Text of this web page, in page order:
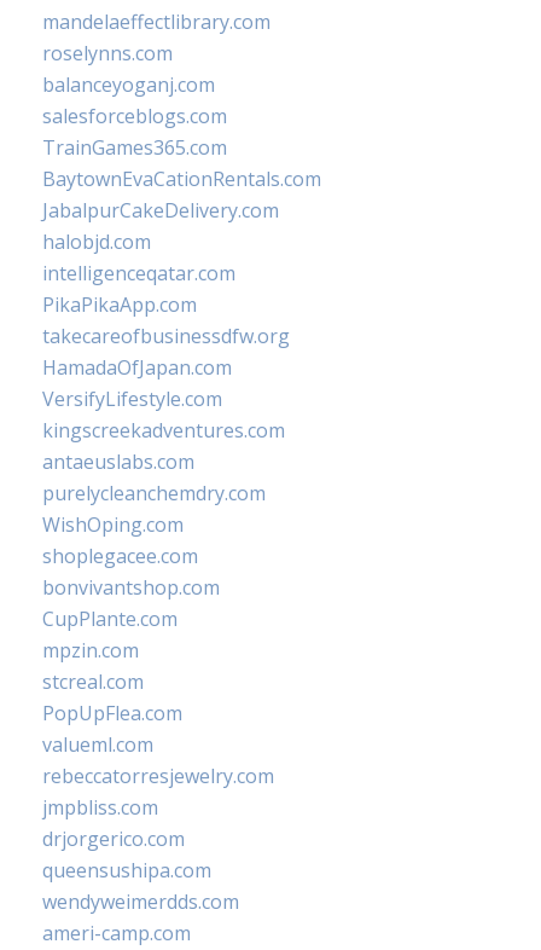
mandelaeffectlibrary.com
roselynns.com
balanceyoganj.com
salesforceblogs.com
TrainGames365.com
BaytownEvaCationRentals.com
JabalpurCakeDelivery.com
halobjd.com
intelligenceqatar.com
PikaPikaApp.com
takecareofbusinessdfw.org
HamadaOfJapan.com
VersifyLifestyle.com
kingscreekadventures.com
antaeuslabs.com
purelycleanchemdry.com
WishOping.com
shoplegacee.com
bonvivantshop.com
CupPlante.com
mpzin.com
stcreal.com
PopUpFlea.com
valueml.com
rebeccatorresjewelry.com
jmpbliss.com
drjorgerico.com
queensushipa.com
wendyweimerdds.com
ameri-camp.com